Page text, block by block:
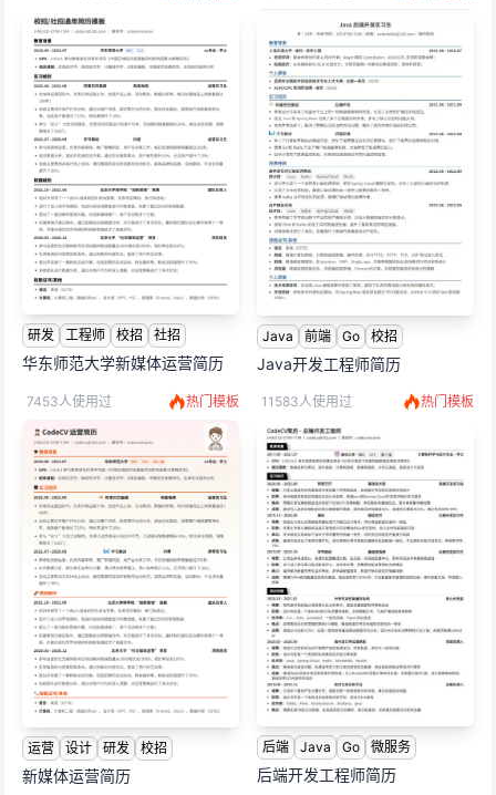
研发 工程师 校招 社招
华东师范大学新媒体运营简历
Java 前端 Go 校招
Java开发工程师简历
7453人使用过 热门模板
运营 设计 研发 校招
新媒体运营简历
11583人使用过 热门模板
后端 Java Go 微服务
后端开发工程师简历